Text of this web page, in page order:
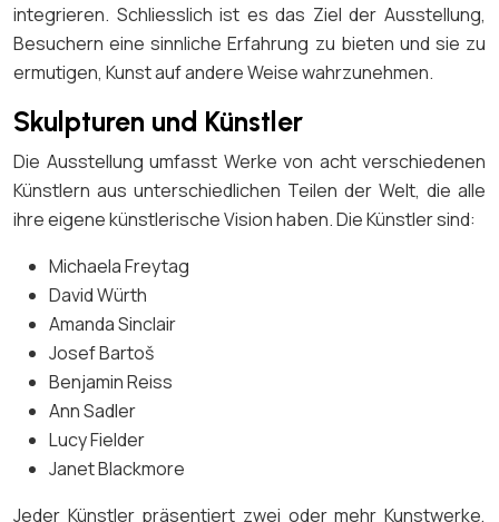
integrieren. Schliesslich ist es das Ziel der Ausstellung,
Besuchern eine sinnliche Erfahrung zu bieten und sie zu
ermutigen, Kunst auf andere Weise wahrzunehmen.
Skulpturen und Künstler
Die Ausstellung umfasst Werke von acht verschiedenen
Künstlern aus unterschiedlichen Teilen der Welt, die alle
ihre eigene künstlerische Vision haben. Die Künstler sind:
Michaela Freytag
David Würth
Amanda Sinclair
Josef Bartoš
Benjamin Reiss
Ann Sadler
Lucy Fielder
Janet Blackmore
Jeder Künstler präsentiert zwei oder mehr Kunstwerke,